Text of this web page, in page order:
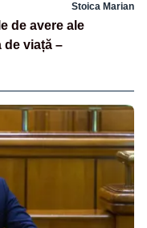
Stoica Marian
de avere ale
de viață –